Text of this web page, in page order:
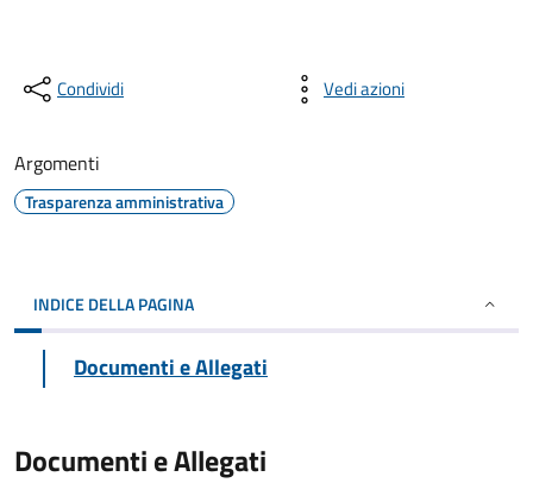
Condividi Vedi azioni
Argomenti
Trasparenza amministrativa
INDICE DELLA PAGINA
Documenti e Allegati
Documenti e Allegati